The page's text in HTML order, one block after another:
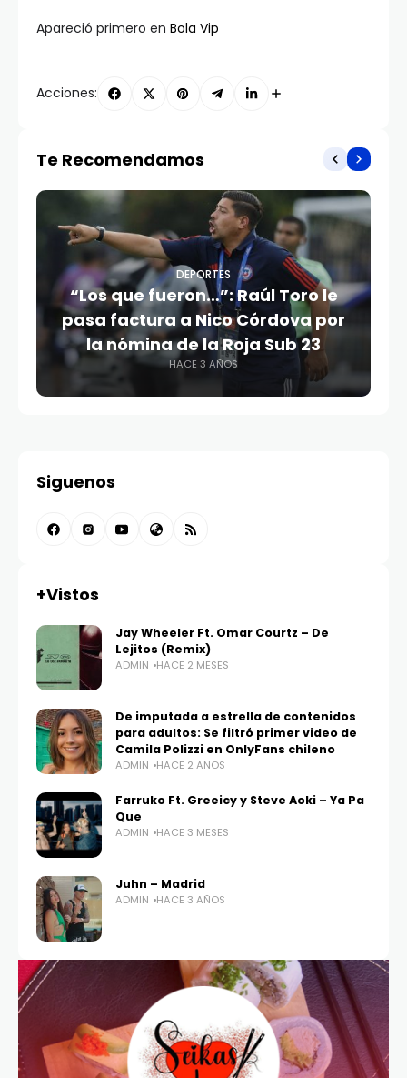
Apareció primero en Bola Vip
Acciones:
Te Recomendamos
DEPORTES
“Los que fueron…”: Raúl Toro le
pasa factura a Nico Córdova por
la nómina de la Roja Sub 23
HACE 3 AÑOS
Siguenos
+Vistos
Jay Wheeler Ft. Omar Courtz – De
Lejitos (Remix)
ADMIN HACE 2 MESES
De imputada a estrella de contenidos
para adultos: Se filtró primer video de
Camila Polizzi en OnlyFans chileno
ADMIN HACE 2 AÑOS
Farruko Ft. Greeicy y Steve Aoki – Ya Pa
Que
ADMIN HACE 3 MESES
Juhn – Madrid
ADMIN HACE 3 AÑOS